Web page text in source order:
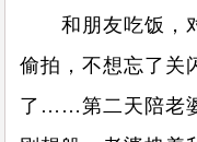
和朋友吃饭，
偷拍，不想忘了关
了……第二天陪老